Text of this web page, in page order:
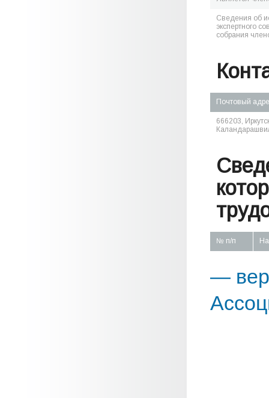
Сведения об
экспертного
собрания
Почтовый
666203,
№ п/п
—